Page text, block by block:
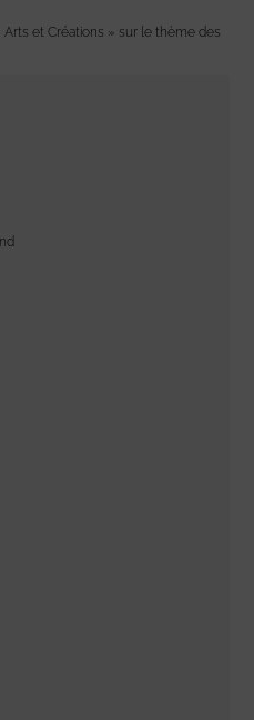
Arts et Créations » sur le thème des